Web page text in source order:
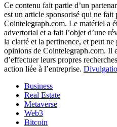
Ce contenu fait partie d’un
est un article sponsorisé qui ne
Cointelegraph.com. Le matériel a
advertorial et a fait l’objet d’une
la clarté et la pertinence, et peut
opinions de Cointelegraph.com. Il
d’effectuer leurs propres
action liée à l’entreprise.
Business
Real Estate
Metaverse
Web3
Bitcoin